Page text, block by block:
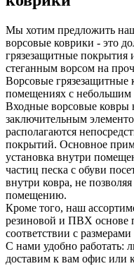
Мы хотим предложить
ворсовые коврики - это
грязезащитные покрытия
стеганным ворсом на
Ворсовые грязезащитные
помещениях с небольшим
Входные ворсовые
заключительным
располагаются
покрытий. Основное
установка внутри
частиц песка с обуви
внутри ковра, не
помещению.
Кроме того, наш
резиновой и ПВХ основе
соответствии с
С нами удобно
доставим к вам офис или